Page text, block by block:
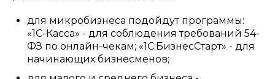
для микробизнеса подойдут программы:
«1С-Касса» - для соблюдения требований 54-
ФЗ по онлайн-чекам; «1С:БизнесСтарт» - для
начинающих бизнесменов;